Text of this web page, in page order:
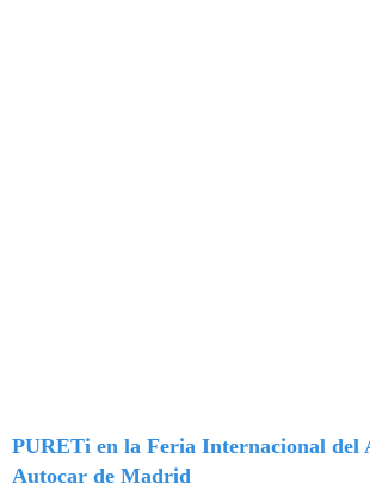
PURETi en la Feria Internacional del
Autocar de Madrid